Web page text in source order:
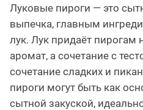
Луковые пироги — это
выпечка, главным
лук. Лук придаёт
аромат, а сочетание с
сочетание сладких и
пироги могут быть как
сытной закуской,